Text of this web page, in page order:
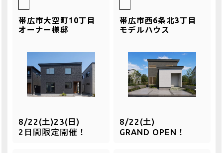
帯広市大空町10丁目
オーナー様邸
8/22(土)23(日)
2日間限定開催！
帯広市西6条北3丁目
モデルハウス
8/22(土)
GRAND OPEN！